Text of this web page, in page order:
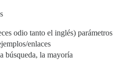
odio tanto el inglés) parámetros
enlaces
búsqueda, la mayoría